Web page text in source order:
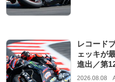
レコード
ェッキが
進出／第
2026.08.08